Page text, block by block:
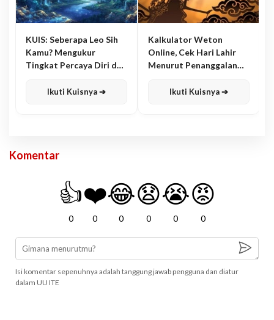
KUIS: Seberapa Leo Sih
Kamu? Mengukur
Tingkat Percaya Diri dan
Ikuti Kuisnya ➔
Kalkulator Weton
Online, Cek Hari Lahir
Menurut Penanggalan
Ikuti Kuisnya ➔
Komentar
👍
0
❤️
0
😂
0
😧
0
😭
0
😡
0
Isi komentar sepenuhnya adalah tanggung jawab pengguna dan diatur
dalam UU ITE